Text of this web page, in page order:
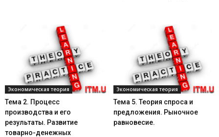
Экономическая теория
Тема 2. Процесс
производства и его
результаты. Развитие
товарно-денежных
Экономическая теория
Тема 5. Теория спроса и
предложения. Рыночное
равновесие.